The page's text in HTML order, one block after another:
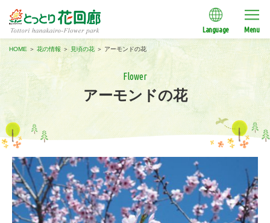
Language Menu
HOME ＞花の情報 ＞ 見頃の花 ＞ アーモンドの花
Flower
アーモンドの花